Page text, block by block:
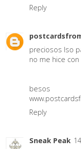
Reply
preciosos lso
no me hice con
besos
Reply
Sneak Peak